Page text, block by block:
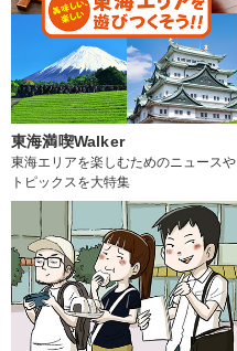
東海満喫Walker
東海エリアを楽しむためのニュースや
トピックスを大特集